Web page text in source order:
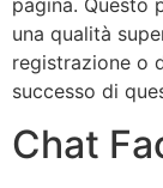
una qualità
registrazione o
successo di
Chat